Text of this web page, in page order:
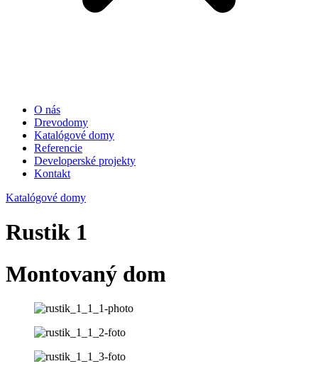
O nás
Drevodomy
Katalógové domy
Referencie
Developerské projekty
Kontakt
Katalógové domy
Rustik 1
Montovaný dom